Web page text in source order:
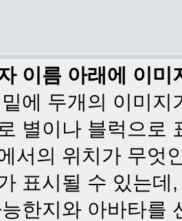
이름 아래에 이미
에 두개의 이미
별이나 블럭으로
서의 위치가 무엇
표시될 수 있는
한지와 아바타를